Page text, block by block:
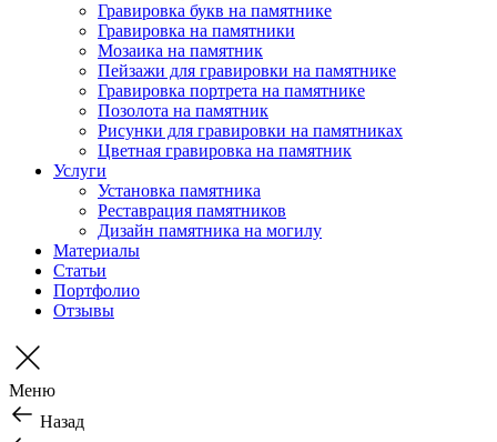
Гравировка букв на памятнике
Гравировка на памятники
Мозаика на памятник
Пейзажи для гравировки на памятнике
Гравировка портрета на памятнике
Позолота на памятник
Рисунки для гравировки на памятниках
Цветная гравировка на памятник
Услуги
Установка памятника
Реставрация памятников
Дизайн памятника на могилу
Материалы
Статьи
Портфолио
Отзывы
Меню
Назад